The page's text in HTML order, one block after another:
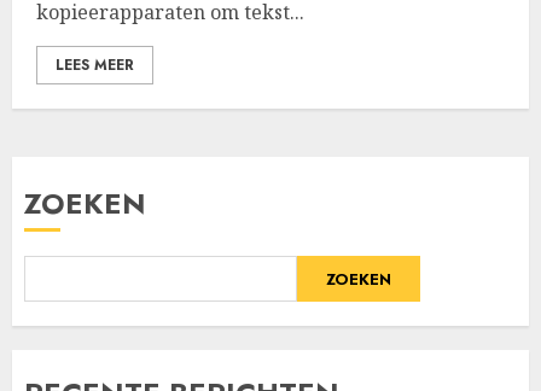
kopieerapparaten om tekst...
LEES MEER
ZOEKEN
ZOEKEN